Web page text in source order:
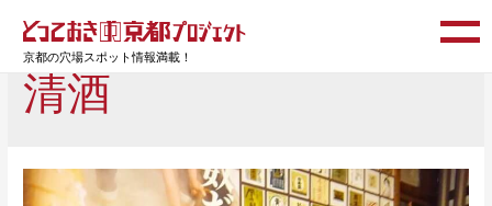
京都の穴場スポット情報満載！
清酒